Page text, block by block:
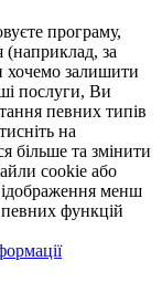
програму,
(наприклад, за
хочемо залишити
послуги, Ви
певних типів
на
більше та змінити
cookie або
менш
певних функцій